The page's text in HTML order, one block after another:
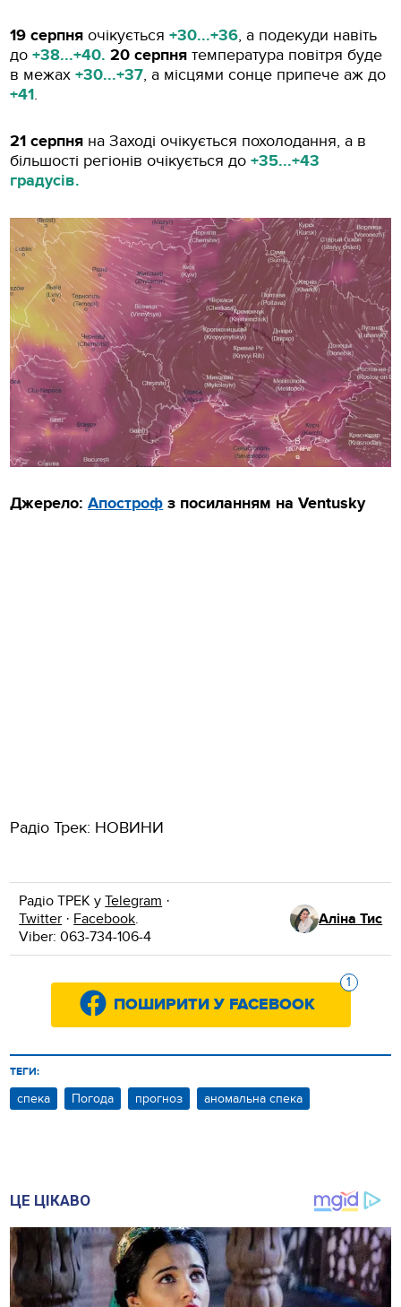
19 серпня очікується+30...+36, а подекуди навіть
до +38...+40.20 серпнятемпература повітря буде
в межах+30...+37, а місцями сонце припече аж до
+41.
21 серпня на Заході очікується похолодання, а в
більшості регіонів очікується до +35...+43
градусів.
Джерело:Апостроф з посиланням на Ventusky
Радіо Трек: НОВИНИ
Радіо ТРЕК уTelegram ·
Twitter · Facebook.
Viber: 063-734-106-4
Аліна Тис
1
ПОШИРИТИ У FACEBOOK
ТЕГИ:
спека Погода прогноз аномальна спека
ЦЕ ЦІКАВО